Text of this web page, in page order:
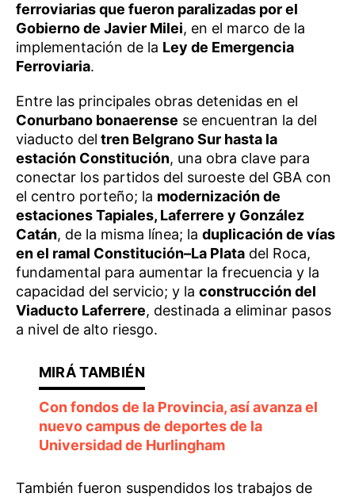
ferroviarias que fueron paralizadas por el
Gobierno de Javier Milei, en el marco de la
implementación de la Ley de Emergencia
Ferroviaria.
Entre las principales obras detenidas en el
Conurbano bonaerense se encuentran la del
viaducto del tren Belgrano Sur hasta la
estación Constitución, una obra clave para
conectar los partidos del suroeste del GBA con
el centro porteño; la modernización de
estaciones Tapiales, Laferrere y González
Catán, de la misma línea; la duplicación de vías
en el ramal Constitución–La Plata del Roca,
fundamental para aumentar la frecuencia y la
capacidad del servicio; y la construcción del
Viaducto Laferrere, destinada a eliminar pasos
a nivel de alto riesgo.
Con fondos de la Provincia, así avanza el
nuevo campus de deportes de la
Universidad de Hurlingham
También fueron suspendidos los trabajos de